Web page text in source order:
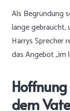
Als Begründung
lange gebraucht,
Harrys Sprecher
das Angebot „im
dem